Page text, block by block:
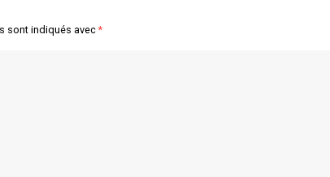
sont indiqués avec*